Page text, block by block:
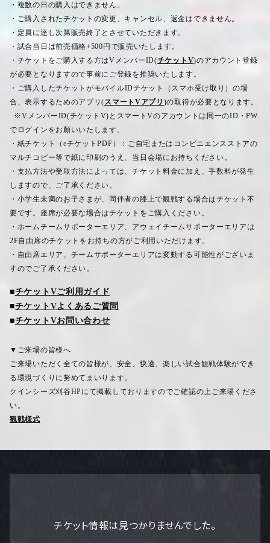
・複数の日の購入はできません。
・ご購入されたチケットの変更、キャンセル、返金はできません。
・定員に達し次第販売終了とさせていただきます。
・試合当日は前売価格+500 円で販売いたします。
・チケットをご購入する方はV メンバーID(チケットV)のアカウント登録
が必要となりますので事前にご登録を推奨いたします。
・ご購入したチケットがモバイルIDチケット（スマホ受け取り）の場
合、表示するためのアプリ(スマートVアプリ )の取得が必要となります。
※V メンバーID(チケット V) とスマートVのアカウントは同一のID ・PW
でログインをお願いいたします。
・紙チケット（ eチケットPDF ）：ご自宅またはコンビニエンスストアの
マルチコピー等で紙に印刷のうえ、当日会場にお持ちください。
・支払方法や受取方法によっては、チケット料金に加え、手数料が発生
しますので、ご了承ください。
・小学生未満のお子さまが、同伴者の膝上で観戦する場合はチケット不
要です。座席が必要な場合はチケットをご購入ください。
・ホームチームサポーターエリア、アウェイチームサポーターエリアは
2F自由席のチケットをお持ちの方がご利用いただけます。
・自由席エリア、チームサポーターエリアは変動する可能性がございま
すのでご了承ください。
■チケットVご利用ガイド
■チケットVよくあるご質問
■チケットVお問い合わせ
▼ご来場の皆様へ
ご来場いただく全ての皆様が、安全、快適、楽しい試合観戦体験ができ
る環境づくりに努めてまいります。
クインシーズ刈谷HPにて掲載しておりますのでご確認の上ご来場くださ
い。
観戦様式
チケット情報は見つかりませんでした。